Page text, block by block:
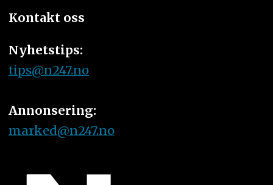
Kontakt oss
Nyhetstips:
tips@n247.no
Annonsering:
marked@n247.no